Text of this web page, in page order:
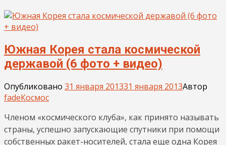
Южная Корея стала космической
державой (6 фото + видео)
Опубликовано 31 января 201331 января 2013Автор
fadeКосмос
Членом «космического клуба», как принято называть
страны, успешно запускающие спутники при помощи
собственных ракет-носителей, стала еще одна Корея